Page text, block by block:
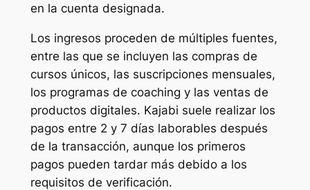
en la cuenta designada.
Los ingresos proceden de múltiples fuentes,
entre las que se incluyen las compras de
cursos únicos, las suscripciones mensuales,
los programas de coaching y las ventas de
productos digitales. Kajabi suele realizar los
pagos entre 2 y 7 días laborables después
de la transacción, aunque los primeros
pagos pueden tardar más debido a los
requisitos de verificación.